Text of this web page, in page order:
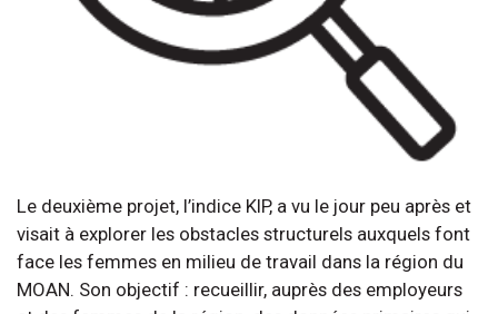
Le deuxième projet, l’indice KIP, a vu le jour peu après et
visait à explorer les obstacles structurels auxquels font
face les femmes en milieu de travail dans la région du
MOAN. Son objectif : recueillir, auprès des employeurs